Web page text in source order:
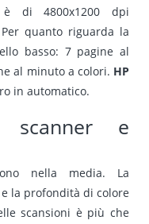
di 4800x1200 dpi
quanto riguarda la
basso: 7 pagine al
al minuto a colori. HP
in automatico.
scanner e
nella media. La
la profondità di colore
scansioni è più che